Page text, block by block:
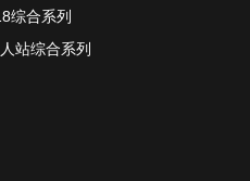
综合系列
站综合系列